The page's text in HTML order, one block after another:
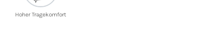
Hoher Tragekomfort